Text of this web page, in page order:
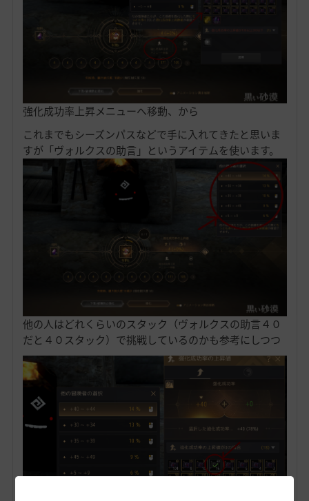
強化成功率上昇メニューへ移動、から
これまでもシーズンパスなどで手に入れてきたと思いま
すが「ヴォルクスの助言」というアイテムを使います。
他の人はどれくらいのスタック（ヴォルクスの助言４０
だと４０スタック）で挑戦しているのかも参考にしつつ